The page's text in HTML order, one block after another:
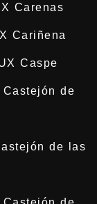
Carenas
Cariñena
Caspe
de
de las